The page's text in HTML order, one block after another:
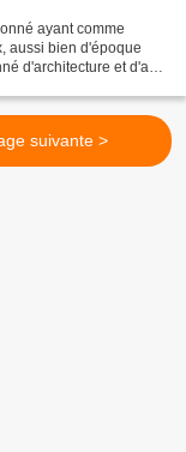
ayant comme
aussi bien d'époque
d'architecture et d'art.
suivante >